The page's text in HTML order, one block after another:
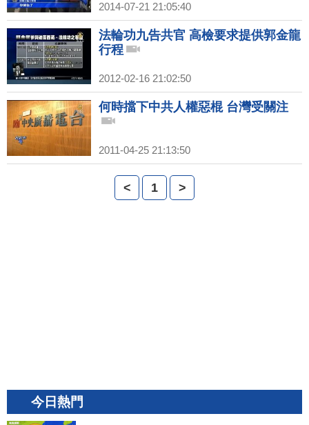
2014-07-21 21:05:40
法輪功九告共官 高檢要求提供郭金龍
行程
2012-02-16 21:02:50
何時擋下中共人權惡棍 台灣受關注
2011-04-25 21:13:50
< 1 >
今日熱門